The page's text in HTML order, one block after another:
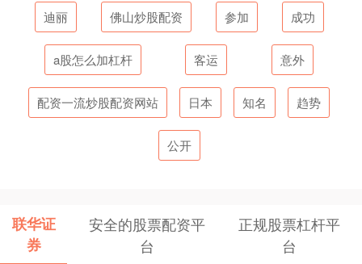
迪丽 佛山炒股配资 参加 成功
a股怎么加杠杆 客运 意外
配资一流炒股配资网站 日本 知名 趋势
公开
联华证
券
安全的股票配资平
台
正规股票杠杆平
台